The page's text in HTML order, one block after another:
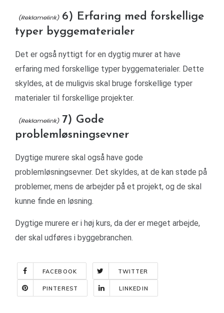
6) Erfaring med forskellige
typer byggematerialer
Det er også nyttigt for en dygtig murer at have
erfaring med forskellige typer byggematerialer. Dette
skyldes, at de muligvis skal bruge forskellige typer
materialer til forskellige projekter.
7) Gode
problemløsningsevner
Dygtige murere skal også have gode
problemløsningsevner. Det skyldes, at de kan støde på
problemer, mens de arbejder på et projekt, og de skal
kunne finde en løsning.
Dygtige murere er i høj kurs, da der er meget arbejde,
der skal udføres i byggebranchen.
FACEBOOK TWITTER
PINTEREST LINKEDIN